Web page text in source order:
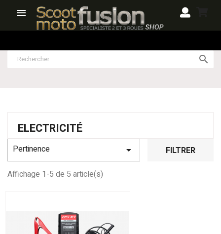


ELECTRICITÉ
Pertinence  FILTRER
Affichage 1-5 de 5 article(s)